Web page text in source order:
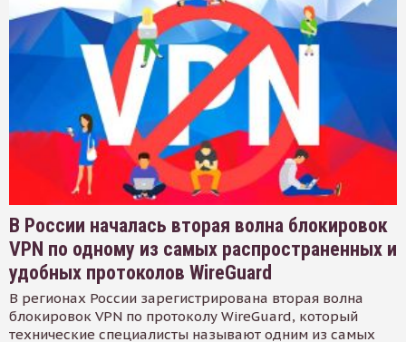
В России началась вторая волна блокировок
VPN по одному из самых распространенных и
удобных протоколов WireGuard
В регионах России зарегистрирована вторая волна
блокировок VPN по протоколу WireGuard, который
технические специалисты называют одним из самых